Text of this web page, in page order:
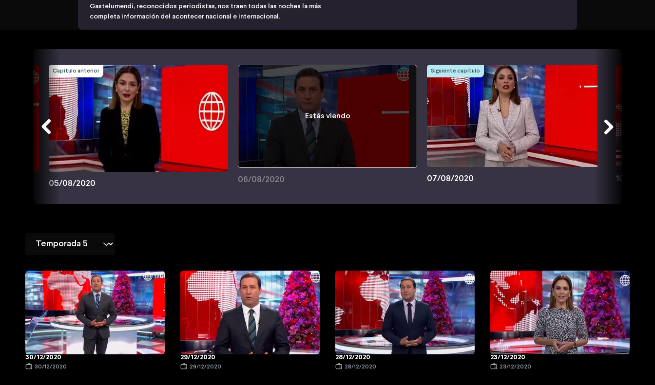
Gastelumendi, reconocidos periodistas, nos traen todas las noches la más
completa información del acontecer nacional e internacional.
Capítulo anterior
05/08/2020
Estás viendo
06/08/2020
Siguiente capítulo
07/08/2020 10/08/
30/12/2020
30/12/2020
29/12/2020
29/12/2020
28/12/2020
28/12/2020
23/12/2020
23/12/2020